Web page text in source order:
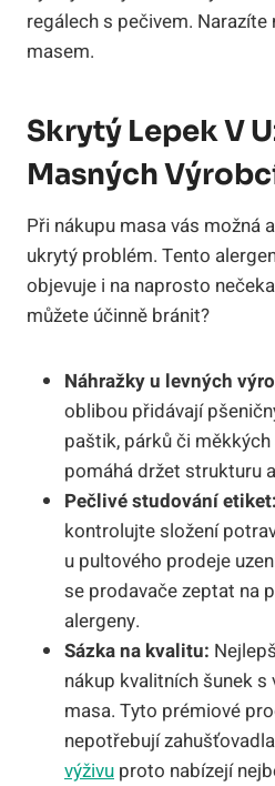
regálech s pečivem. Narazíte
masem.
Skrytý Lepek V
Masných
Při nákupu masa vás možná
ukrytý problém. Tento
objevuje i na naprosto
můžete účinně bránit?
Náhražky u levných
oblibou přidávají
paštik, párků či
pomáhá držet strukturu
Pečlivé studování etiket:
kontrolujte složení
u pultového prodeje
se prodavače zeptat na
alergeny.
Sázka na kvalitu:
nákup kvalitních šunek
masa. Tyto prémiové
nepotřebují
výživu proto nabízejí